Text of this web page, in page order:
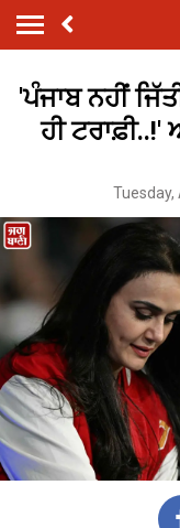
'ਪੰਜਾਬ ਨਹੀਂ
ਹੀ ਟਰਾਫ਼ੀ..!'
Tuesday,